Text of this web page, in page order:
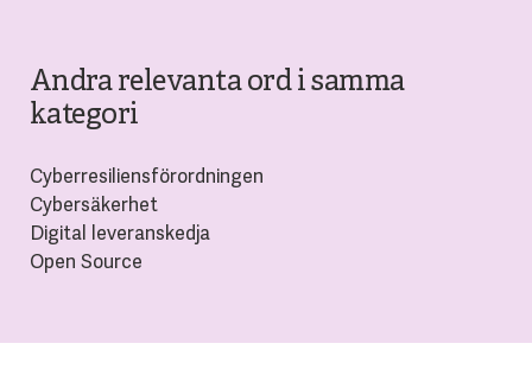
Andra relevanta ord i samma
kategori
Cyberresiliensförordningen
Cybersäkerhet
Digital leveranskedja
Open Source